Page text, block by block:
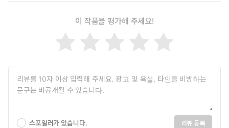
이 작품을 평가해 주세요!
스포일러가 있습니다. 리뷰 등록